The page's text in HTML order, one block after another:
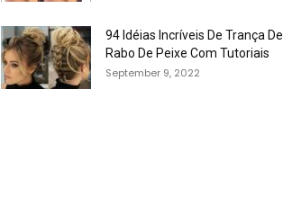
94 Idéias Incríveis De Trança De
Rabo De Peixe Com Tutoriais
September 9, 2022